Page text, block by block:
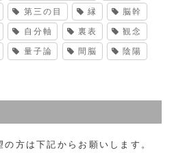
第三の目 縁 脳幹
自分軸 裏表 観念
量子論 間脳 陰陽
方は下記からお願いします。